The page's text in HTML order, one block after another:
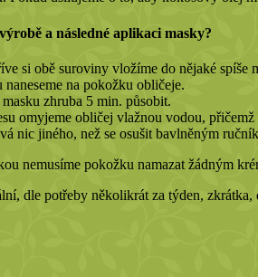
a následné aplikaci masky?
si obě suroviny vložíme do nějaké
na pokožku obličeje.
zhruba 5 min. působit.
omyjeme obličej vlažnou vodou,
nic jiného, než se osušit bavlněným
nemusíme pokožku namazat žádným
dle potřeby několikrát za týden,